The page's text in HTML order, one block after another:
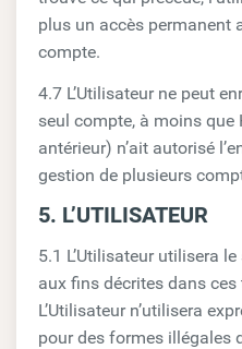
plus un accès permanent
compte.
4.7 L’Utilisateur ne peut
seul compte, à moins que
antérieur) n’ait autorisé
gestion de plusieurs
5. L’UTILISATEUR
5.1 L’Utilisateur utilisera
aux fins décrites dans
L’Utilisateur n’utilisera
pour des formes illégales